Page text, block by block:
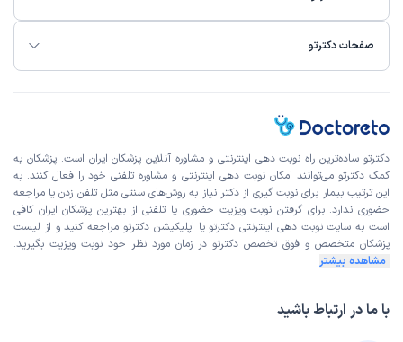
صفحات دکترتو
دکترتو ساده‌ترین راه نوبت‌ دهی اینترنتی و مشاوره آنلاین پزشکان ایران است. پزشکان به
کمک دکترتو می‌توانند امکان نوبت دهی اینترنتی و مشاوره تلفنی خود را فعال کنند. به
این ترتیب بیمار برای نوبت گیری از دکتر نیاز به روش‌های سنتی مثل تلفن زدن یا مراجعه
حضوری ندارد. برای گرفتن نوبت ویزیت حضوری یا تلفنی از بهترین پزشکان ایران کافی
است به سایت نوبت دهی اینترنتی دکترتو یا اپلیکیشن دکترتو مراجعه کنید و از لیست
پزشکان متخصص و فوق تخصص دکترتو در زمان مورد نظر خود نوبت ویزیت بگیرید.
مشاهده بیشتر
با ما در ارتباط باشید